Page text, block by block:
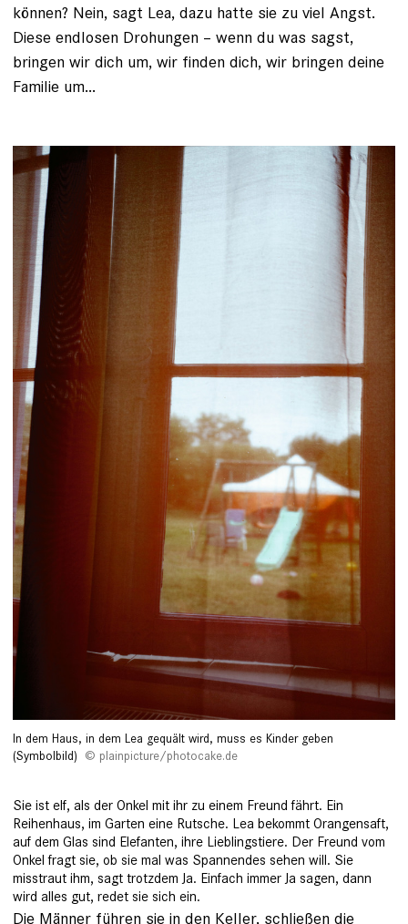
können? Nein, sagt Lea, dazu hatte sie zu viel Angst.
Diese endlosen Drohungen – wenn du was sagst,
bringen wir dich um, wir finden dich, wir bringen deine
Familie um...
In dem Haus, in dem Lea gequält wird, muss es Kinder geben
(Symbolbild)
plainpicture/photocake.de
Sie ist elf, als der Onkel mit ihr zu einem Freund fährt. Ein
Reihenhaus, im Garten eine Rutsche. Lea bekommt Orangensaft,
auf dem Glas sind Elefanten, ihre Lieblingstiere. Der Freund vom
Onkel fragt sie, ob sie mal was Spannendes sehen will. Sie
misstraut ihm, sagt trotzdem Ja. Einfach immer Ja sagen, dann
wird alles gut, redet sie sich ein.
Die Männer führen sie in den ­Keller, schließen die